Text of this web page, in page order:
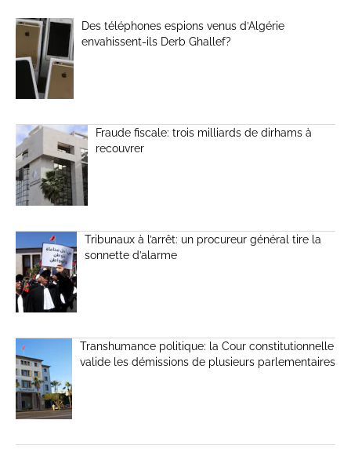
Des téléphones espions venus d’Algérie
envahissent-ils Derb Ghallef?
Fraude fiscale: trois milliards de dirhams à
recouvrer
Tribunaux à l’arrêt: un procureur général tire la
sonnette d’alarme
Transhumance politique: la Cour constitutionnelle
valide les démissions de plusieurs parlementaires